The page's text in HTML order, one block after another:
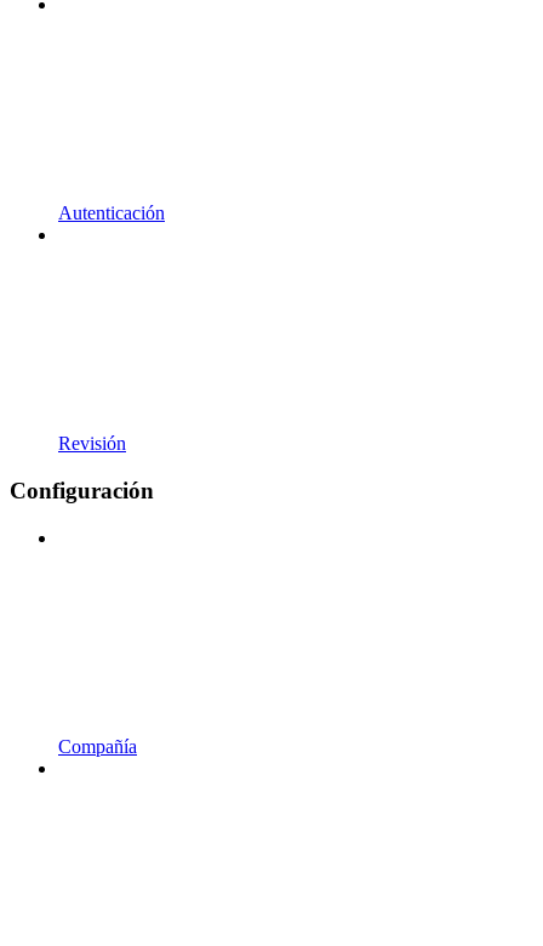
Autenticación
Revisión
Configuración
Compañía